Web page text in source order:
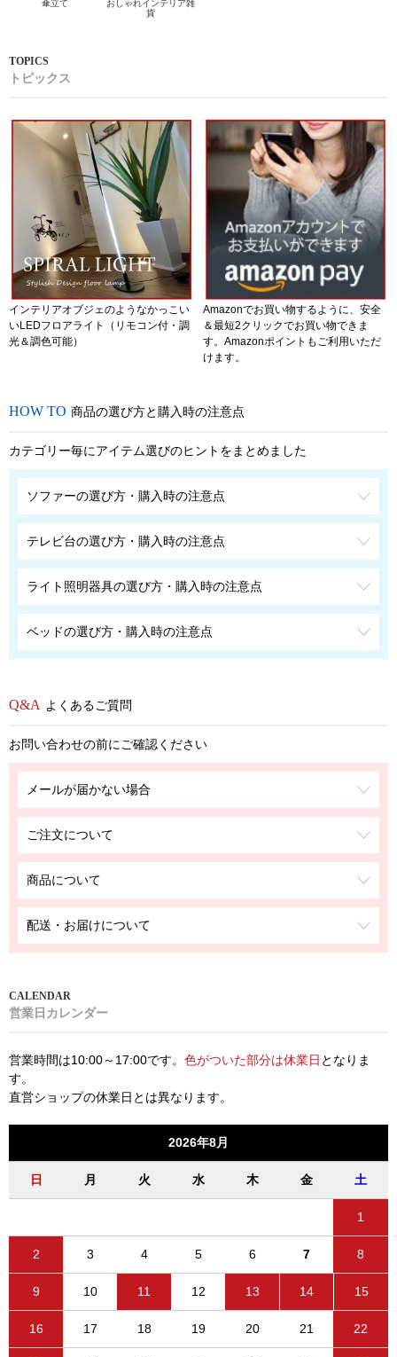
傘立て
おしゃれインテリア雑
貨
トピックス
インテリアオブジェのようなかっこい
いLEDフロアライト（リモコン付・調
光＆調色可能）
Amazonでお買い物するように、安全
＆最短2クリックでお買い物できま
す。Amazonポイントもご利用いただ
けます。
商品の選び方と購入時の注意点
カテゴリー毎にアイテム選びのヒントをまとめました
ソファーの選び方・購入時の注意点
テレビ台の選び方・購入時の注意点
ライト照明器具の選び方・購入時の注意点
ベッドの選び方・購入時の注意点
よくあるご質問
お問い合わせの前にご確認ください
メールが届かない場合
ご注文について
商品について
配送・お届けについて
営業日カレンダー
営業時間は10:00～17:00です。 色がついた部分は休業日 となりま
す。
直営ショップの休業日とは異なります。
2026年8月
日 月 火 水 木 金 土
1
2 3 4 5 6 7 8
9 10 11 12 13 14 15
16 17 18 19 20 21 22